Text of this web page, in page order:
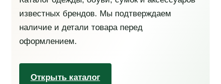
известных брендов. Мы подтверждаем
наличие и детали товара перед
оформлением.
Открыть каталог